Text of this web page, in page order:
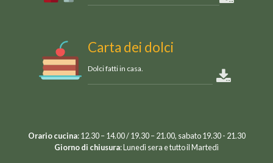
Carta dei dolci
Dolci fatti in casa.
Orario cucina: 12.30 – 14.00 / 19.30 – 21.00, sabato 19.30 - 21.30
Giorno di chiusura: Lunedì sera e tutto il Martedì